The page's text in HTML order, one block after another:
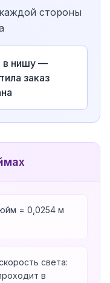
стороны
в нишу —
заказ
= 0,0254 м
света:
в